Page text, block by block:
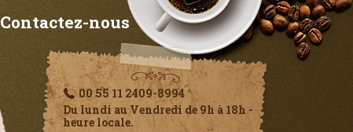
Contactez-nous
00 55 11 2409-8994
Du lundi au Vendredi de 9h à 18h -
heure locale.